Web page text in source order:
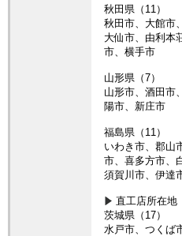
秋田県（11）
秋田市、大館市
大仙市、由利本
市、横手市
山形県（7）
山形市、酒田市
陽市、新庄市
福島県（11）
いわき市、郡山
市、喜多方市、
須賀川市、伊達
直工店所在地
茨城県（17）
水戸市、つくば